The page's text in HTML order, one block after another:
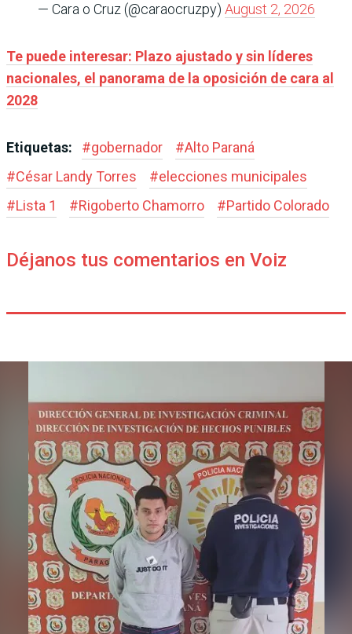
— Cara o Cruz (@caraocruzpy) August 2, 2026
Te puede interesar: Plazo ajustado y sin líderes
nacionales, el panorama de la oposición de cara al
2028
Etiquetas: #gobernador #Alto Paraná
#César Landy Torres #elecciones municipales
#Lista 1 #Rigoberto Chamorro #Partido Colorado
Déjanos tus comentarios en Voiz